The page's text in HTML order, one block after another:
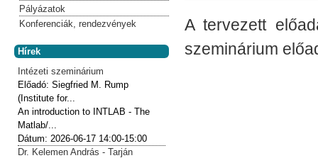
A tervezett
szeminárium
Pályázatok
Konferenciák, rendezvények
Hírek
Intézeti szeminárium
Előadó:Siegfried M. Rump
(Institute for...
An introduction to INTLAB - The
Matlab/...
Dátum: 2026-06-17 14:00-15:00
Dr. Kelemen András - Tarján